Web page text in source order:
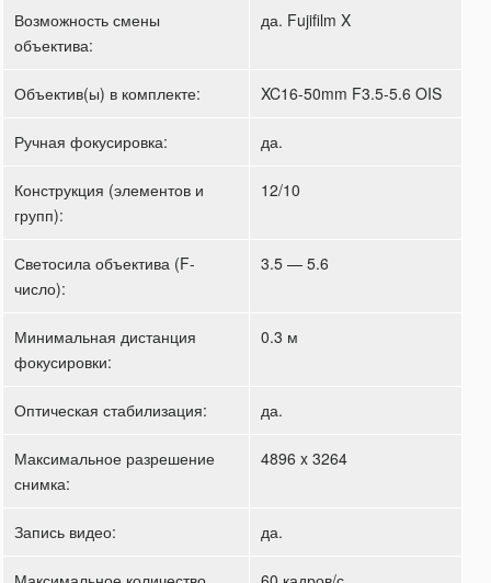
Возможность смены
объектива:
да. Fujifilm X
Объектив(ы) в комплекте: XC16-50mm F3.5-5.6 OIS
Ручная фокусировка: да.
Конструкция (элементов и
групп):
12/10
Светосила объектива (F-
число):
3.5 — 5.6
Минимальная дистанция
фокусировки:
0.3 м
Оптическая стабилизация: да.
Максимальное разрешение
снимка:
4896 x 3264
Запись видео: да.